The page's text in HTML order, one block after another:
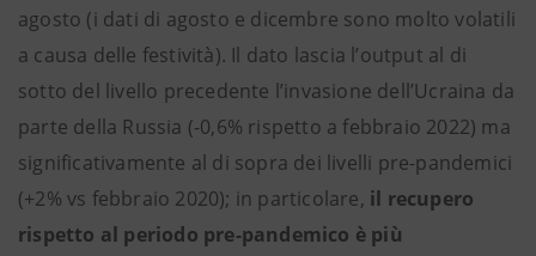
agosto (i dati di agosto e dicembre sono molto volatili
a causa delle festività). Il dato lascia l’output al di
sotto del livello precedente l’invasione dell’Ucraina da
parte della Russia (-0,6% rispetto a febbraio 2022) ma
significativamente al di sopra dei livelli pre-pandemici
(+2% vs febbraio 2020); in particolare, il recupero
rispetto al periodo pre-pandemico è più